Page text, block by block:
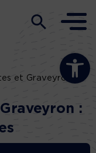
Ouvrir la
et Graveyron :
: